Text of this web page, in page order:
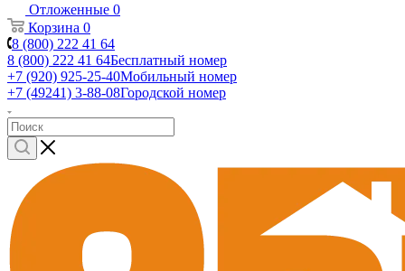
Отложенные 0
Корзина 0
8 (800) 222 41 64
8 (800) 222 41 64Бесплатный номер
+7 (920) 925-25-40Мобильный номер
+7 (49241) 3-88-08Городской номер